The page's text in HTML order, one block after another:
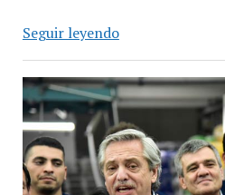
Seguir leyendoFernando
asumió
como
intendente
de
San
Martín